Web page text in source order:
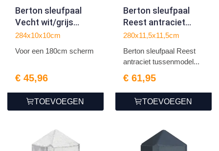
Berton sleufpaal
Vecht wit/grijs
eindmodel 284
284x10x10cm
Voor een 180cm scherm
€ 45,96
TOEVOEGEN
Berton sleufpaal
Reest antraciet
tussenmodel 280
280x11,5x11,5cm
Berton sleufpaal Reest
antraciet tussenmodel...
€ 61,95
TOEVOEGEN